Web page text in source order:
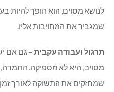
לנושא מסוים, הוא הופך להיות
שמגביר את המחויבות אליו.
תרגול ועבודה עקבית – גם אם
מסוים, היא לא מספיקה.
שמחזקים את התשוקה לאורך